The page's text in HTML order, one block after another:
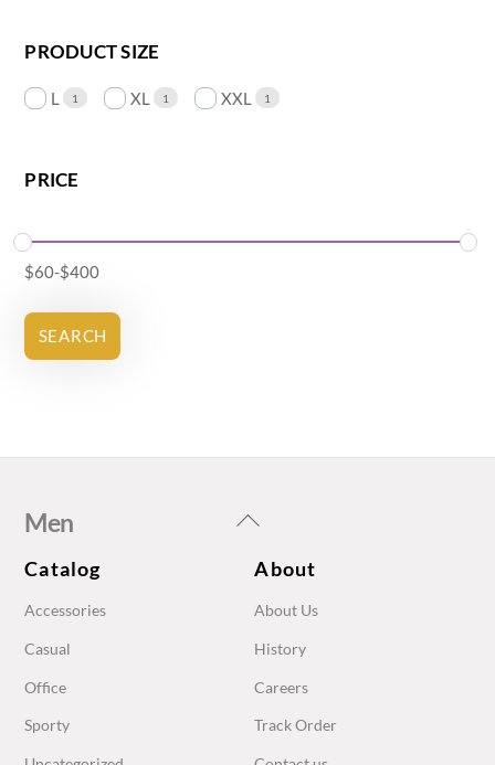
PRODUCT SIZE
L 1 XL 1 XXL 1
PRICE
$60-$400
SEARCH
Back
Top
Men
Catalog
Accessories
Casual
Office
Sporty
About
About Us
History
Careers
Track Order